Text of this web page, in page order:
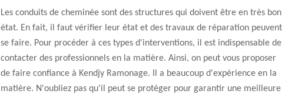
Les conduits de cheminée sont des structures qui doivent être en très bon
état. En fait, il faut vérifier leur état et des travaux de réparation peuvent
se faire. Pour procéder à ces types d'interventions, il est indispensable de
contacter des professionnels en la matière. Ainsi, on peut vous proposer
de faire confiance à Kendjy Ramonage. Il a beaucoup d'expérience en la
matière. N'oubliez pas qu'il peut se protéger pour garantir une meilleure